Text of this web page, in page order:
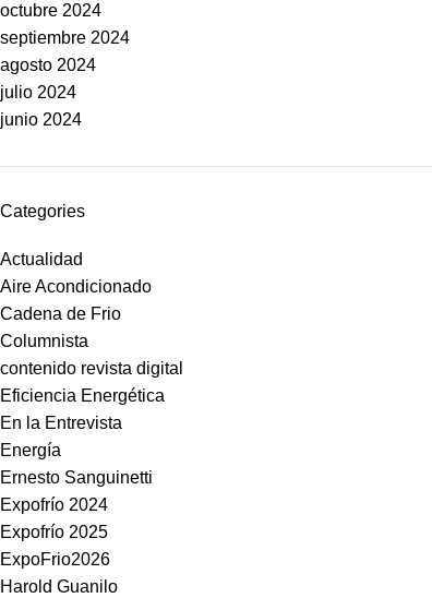
octubre 2024
septiembre 2024
agosto 2024
julio 2024
junio 2024
Categories
Actualidad
Aire Acondicionado
Cadena de Frio
Columnista
contenido revista digital
Eficiencia Energética
En la Entrevista
Energía
Ernesto Sanguinetti
Expofrío 2024
Expofrío 2025
ExpoFrio2026
Harold Guanilo